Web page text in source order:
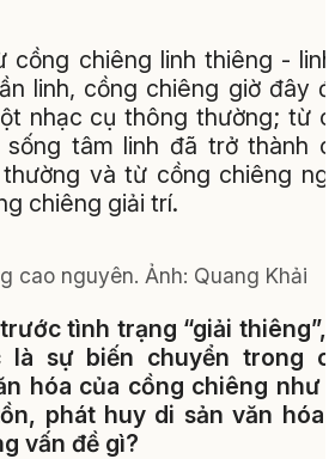
cồng chiêng linh thiêng -
linh, cồng chiêng giờ đây
nhạc cụ thông thường; từ
tâm linh đã trở thành
và từ cồng chiêng
chiêng giải trí.
cao nguyên. Ảnh: Quang Khải
tình trạng “giải thiêng”,
là sự biến chuyển trong
hóa của cồng chiêng như
phát huy di sản văn hóa
vấn đề gì?